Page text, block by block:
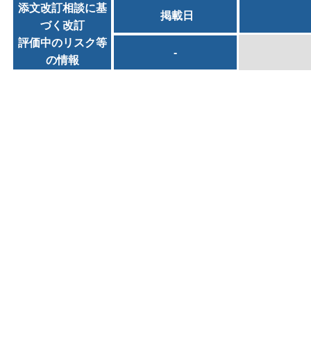
添文改訂相談に基
づく改訂
評価中のリスク等
の情報
掲載日
-